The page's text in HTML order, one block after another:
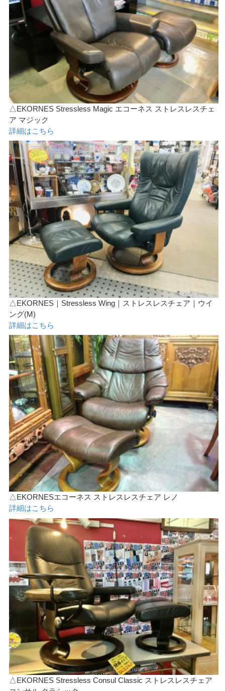
△EKORNES Stressless Magic エコーネス ストレスレスチェ
ア マジック
詳細はこちら
△EKORNES｜Stressless Wing｜ストレスレスチェア｜ウイ
ング(M)
詳細はこちら
△EKORNESエコーネス ストレスレスチェア レノ
詳細はこちら
△EKORNES Stressless Consul Classic ストレスレスチェア